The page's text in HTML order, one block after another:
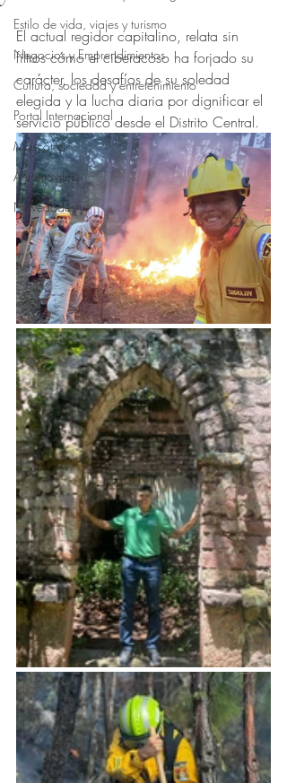
Estilo de vida, viajes y turismo
Negocios y Emprendimientos
Cultura, sociedad y entretenimiento
Portal Internacional
Mascotas
Automóviles
Novedades
Obtuvo NaN de 5 estrellas.
El actual regidor capitalino, relata sin
filtros cómo el ciberacoso ha forjado su
carácter, los desafíos de su soledad
elegida y la lucha diaria por dignificar el
servicio público desde el Distrito Central.